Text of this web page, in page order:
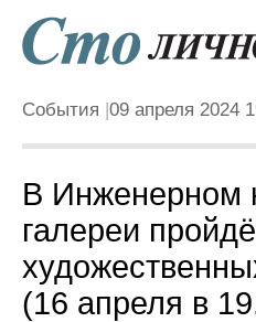
События 09 апреля 2024
В Инженерном
галереи
(16 апреля в